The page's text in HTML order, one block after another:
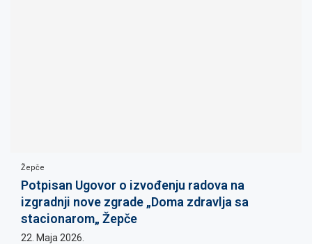
Žepče
Potpisan Ugovor o izvođenju radova na
izgradnji nove zgrade „Doma zdravlja sa
stacionarom„ Žepče
22. Maja 2026.